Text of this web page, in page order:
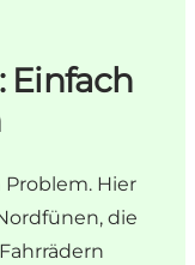
Einfach
Problem. Hier
die